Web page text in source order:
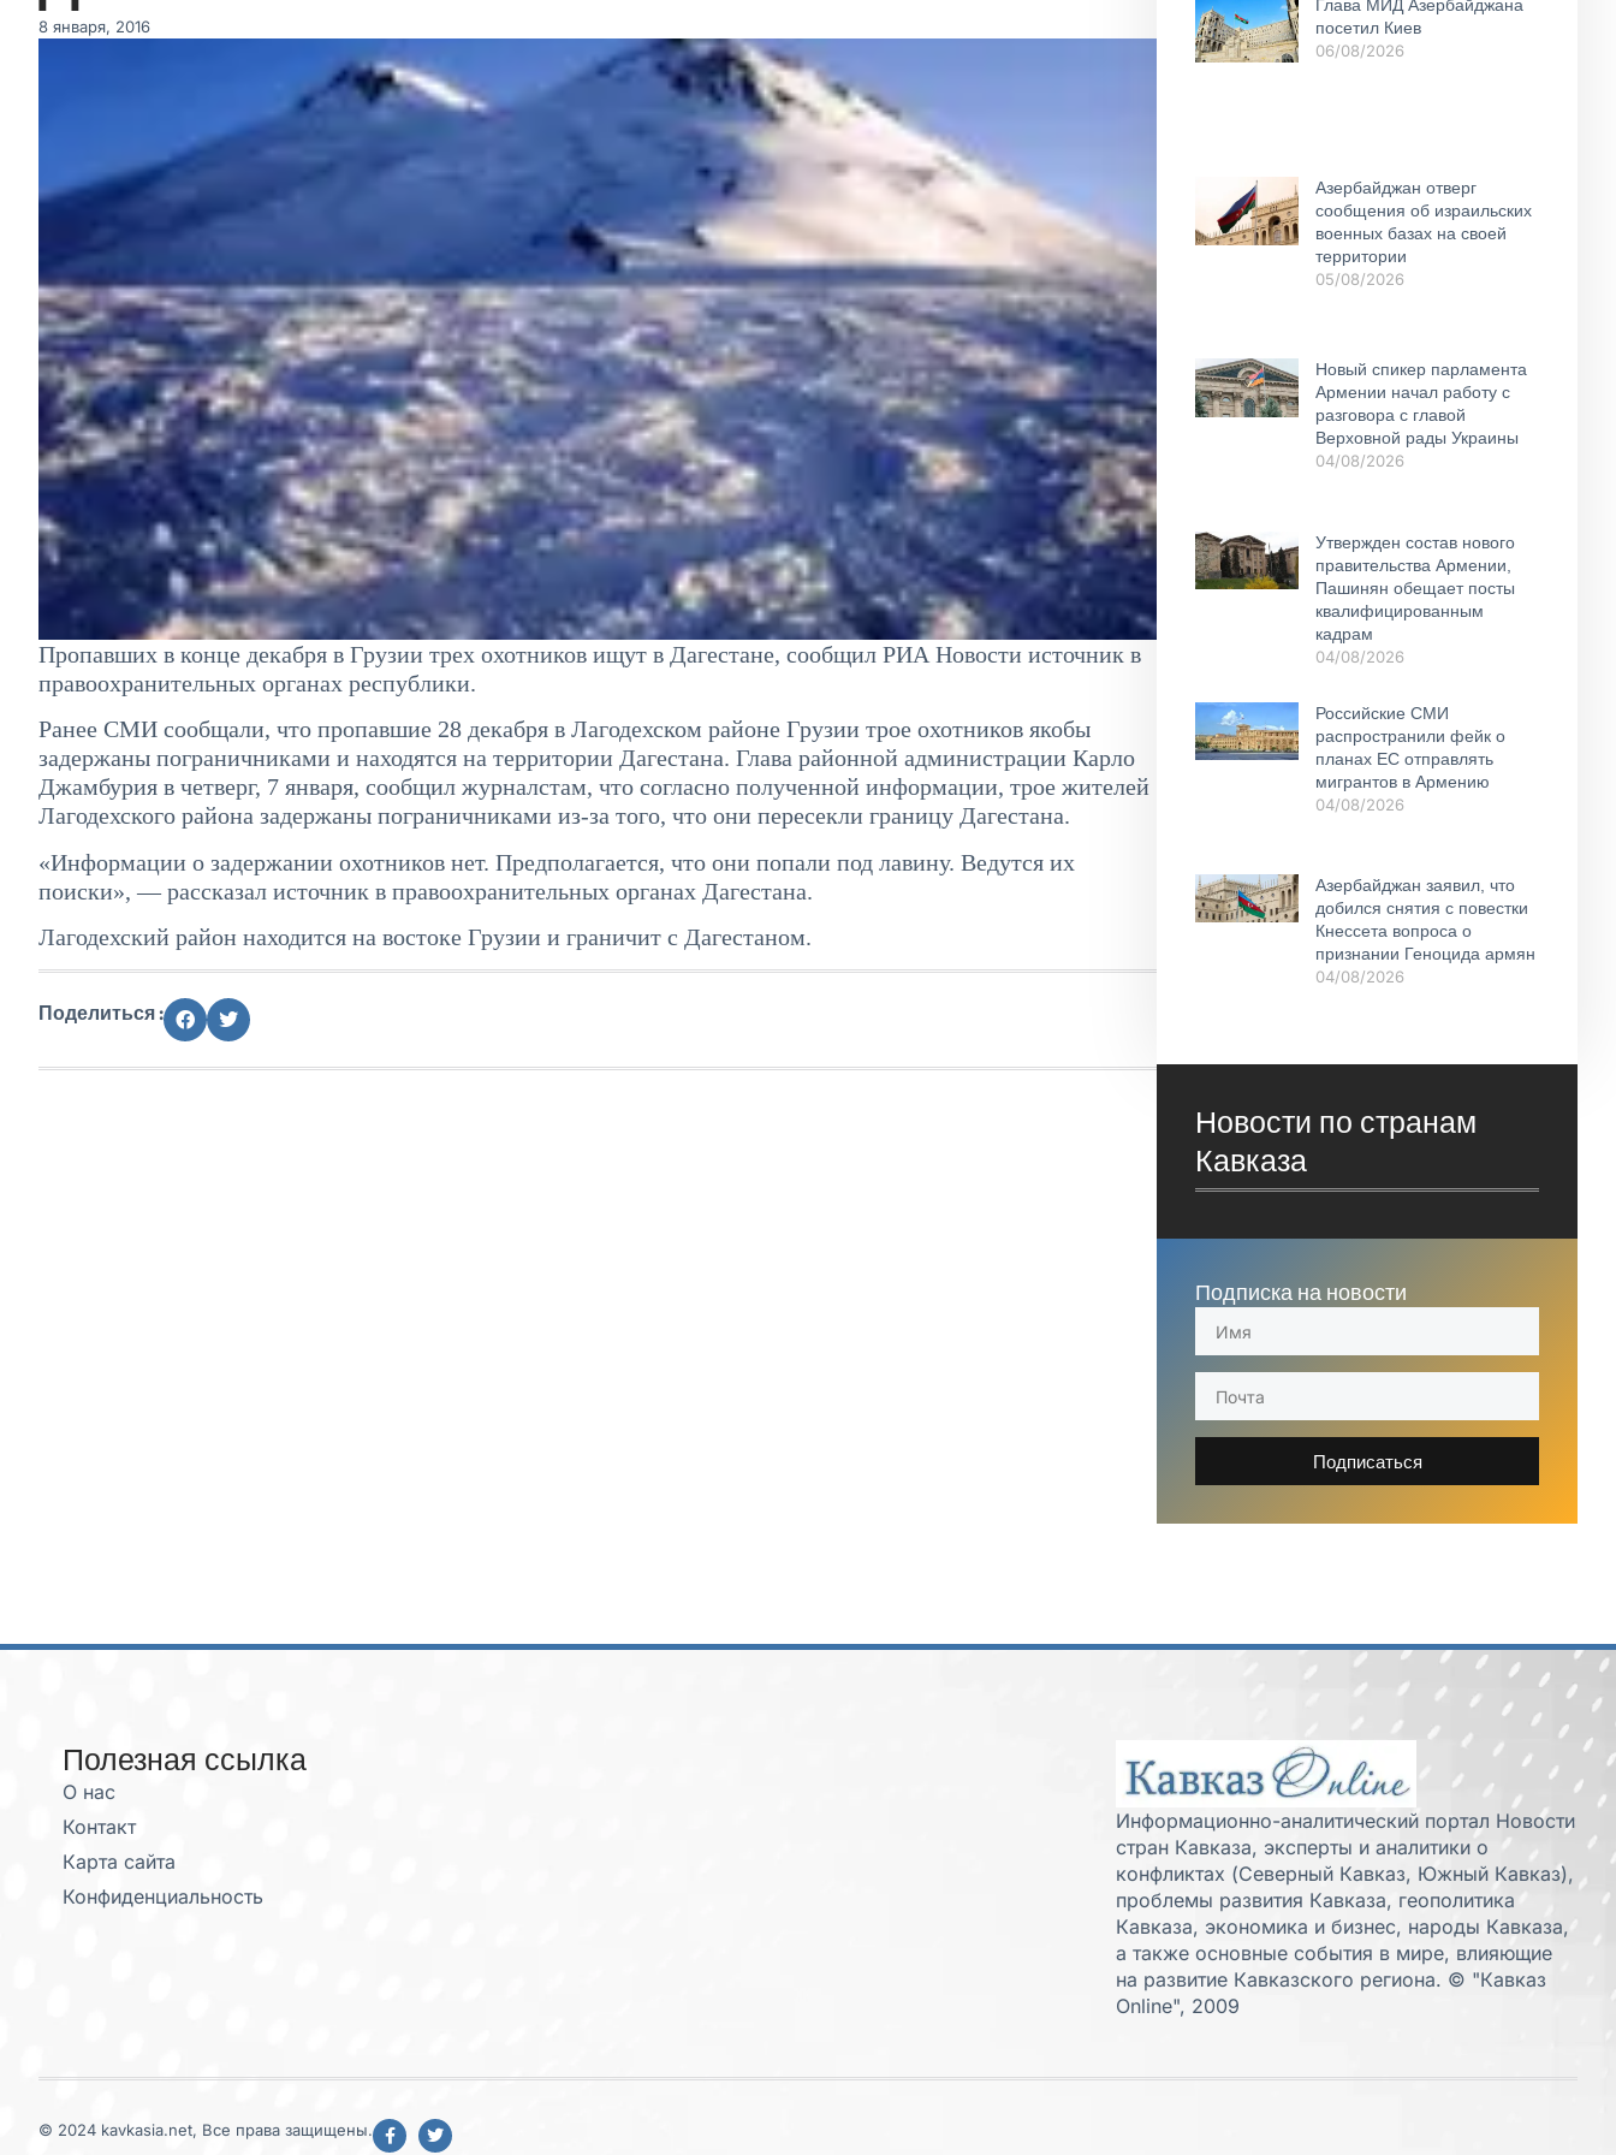
8 января, 2016
Пропавших в конце декабря в Грузии трех охотников ищут в Дагестане, сообщил РИА Новости источник в
правоохранительных органах республики.
Ранее СМИ сообщали, что пропавшие 28 декабря в Лагодехском районе Грузии трое охотников якобы
задержаны пограничниками и находятся на территории Дагестана. Глава районной администрации Карло
Джамбурия в четверг, 7 января, сообщил журналстам, что согласно полученной информации, трое жителей
Лагодехского района задержаны пограничниками из-за того, что они пересекли границу Дагестана.
«Информации о задержании охотников нет. Предполагается, что они попали под лавину. Ведутся их
поиски», — рассказал источник в правоохранительных органах Дагестана.
Лагодехский район находится на востоке Грузии и граничит с Дагестаном.
Поделиться :
Глава МИД Азербайджана
посетил Киев
06/08/2026
Азербайджан отверг
сообщения об израильских
военных базах на своей
территории
05/08/2026
Новый спикер парламента
Армении начал работу с
разговора с главой
Верховной рады Украины
04/08/2026
Утвержден состав нового
правительства Армении,
Пашинян обещает посты
квалифицированным
кадрам
04/08/2026
Российские СМИ
распространили фейк о
планах ЕС отправлять
мигрантов в Армению
04/08/2026
Азербайджан заявил, что
добился снятия с повестки
Кнессета вопроса о
признании Геноцида армян
04/08/2026
Новости по странам
Кавказа
Подписка на новости
Подписаться
Полезная ссылка
О нас
Контакт
Карта сайта
Конфиденциальность
Информационно-аналитический портал Новости
стран Кавказа, эксперты и аналитики о
конфликтах (Северный Кавказ, Южный Кавказ),
проблемы развития Кавказа, геополитика
Кавказа, экономика и бизнес, народы Кавказа,
а также основные события в мире, влияющие
на развитие Кавказского региона. © "Кавказ
Online", 2009
© 2024 kavkasia.net, Все права защищены.